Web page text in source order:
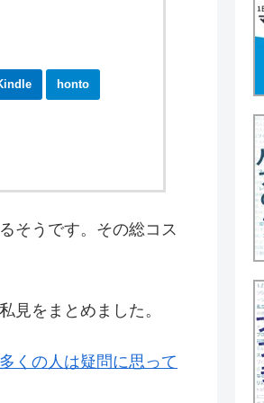
honto
そうです。その総コス
見をまとめました。
くの人は疑問に思って